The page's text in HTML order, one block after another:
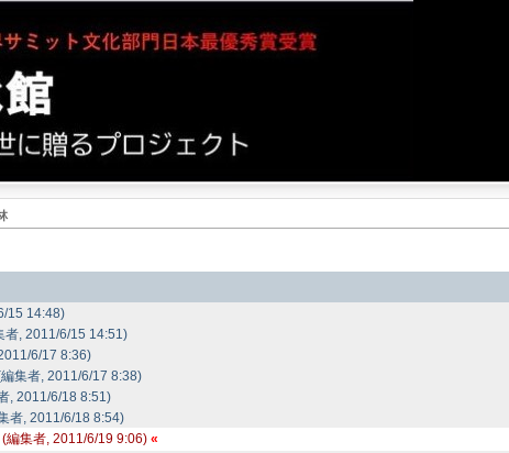
15 14:48)
者, 2011/6/15 14:51)
6/17 8:36)
集者, 2011/6/17 8:38)
, 2011/6/18 8:51)
者, 2011/6/18 8:54)
編集者, 2011/6/19 9:06)